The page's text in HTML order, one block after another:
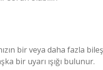
bir veya daha fazla
bir uyarı ışığı bulunur.